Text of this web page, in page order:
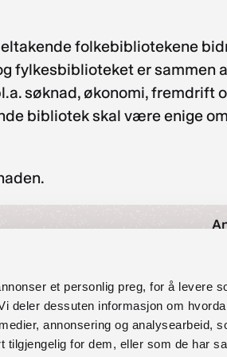
et personlig preg, for å levere
deler dessuten informasjon om
annonsering og analysearbeid,
tilgjengelig for dem, eller som de har
folkebibliotekene
fylkesbiblioteket er sammen
søknad, økonomi, fremdrift
bibliotek skal være enige